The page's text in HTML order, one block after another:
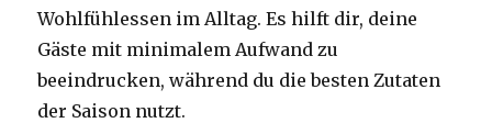
Wohlfühlessen im Alltag. Es hilft dir, deine
Gäste mit minimalem Aufwand zu
beeindrucken, während du die besten Zutaten
der Saison nutzt.